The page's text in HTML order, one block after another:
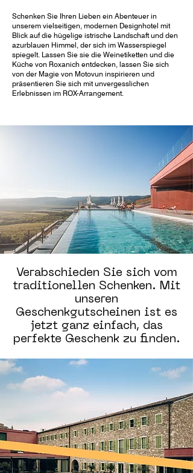
Schenken Sie Ihren Lieben ein Abenteuer in
unserem vielseitigen, modernen Designhotel mit
Blick auf die hügelige istrische Landschaft und den
azurblauen Himmel, der sich im Wasserspiegel
spiegelt. Lassen Sie sie die Weinetiketten und die
Küche von Roxanich entdecken, lassen Sie sich
von der Magie von Motovun inspirieren und
präsentieren Sie sich mit unvergesslichen
Erlebnissen im ROX-Arrangement.
Verabschieden Sie sich vom
traditionellen Schenken. Mit
unseren
Geschenkgutscheinen ist es
jetzt ganz einfach, das
perfekte Geschenk zu finden.